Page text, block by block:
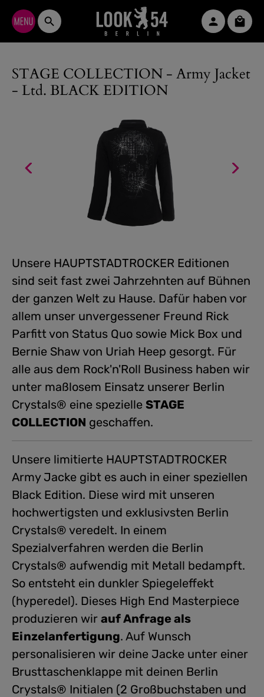
Zum Hauptinhalt springen
STAGE COLLECTION - Army Jacket
- Ltd. BLACK EDITION
Unsere HAUPTSTADTROCKER Editionen
sind seit fast zwei Jahrzehnten auf Bühnen
der ganzen Welt zu Hause. Dafür haben vor
allem unser unvergessener Freund Rick
Parfitt von Status Quo sowie Mick Box und
Bernie Shaw von Uriah Heep gesorgt. Für
alle aus dem Rock'n'Roll Business haben wir
unter maßlosem Einsatz unserer Berlin
Crystals® eine spezielle STAGE
COLLECTION geschaffen.
Unsere limitierte HAUPTSTADTROCKER
Army Jacke gibt es auch in einer speziellen
Black Edition. Diese wird mit unseren
hochwertigsten und exklusivsten Berlin
Crystals® veredelt. In einem
Spezialverfahren werden die Berlin
Crystals® aufwendig mit Metall bedampft.
So entsteht ein dunkler Spiegeleffekt
(hyperedel). Dieses High End Masterpiece
produzieren wir auf Anfrage als
Einzelanfertigung. Auf Wunsch
personalisieren wir deine Jacke unter einer
Brusttaschenklappe mit deinen Berlin
Crystals® Initialen (2 Großbuchstaben und